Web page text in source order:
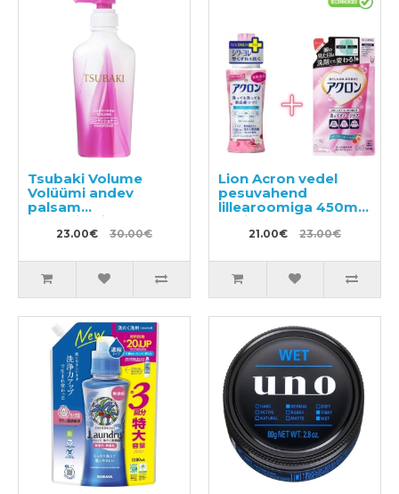
Tsubaki Volume
Volüümi andev
palsam
kamelliaõliga,
SHISEIDO 450 ml
23.00€ 30.00€
Lion Acron vedel
pesuvahend
lillearoomiga 450ml
+ täitepakend 400ml
21.00€ 23.00€